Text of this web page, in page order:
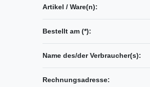
Artikel / Ware(n):
Bestellt am (*):
Name des/der Verbraucher(s):
Rechnungsadresse: